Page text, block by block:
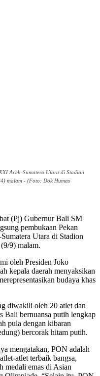
Aceh-Sumatera Utara di Stadion
malam - (Foto: Dok Humas
(Pj) Gubernur Bali SM
pembukaan Pekan
Utara di Stadion
9) malam.
oleh Presiden Joko
kepala daerah menyaksikan
budaya khas
diwakili oleh 20 atlet dan
Bali bernuansa putih lengkap
pula dengan kibaran
bercorak hitam putih.
mengatakan, PON adalah
atlet terbaik bangsa,
medali emas di Asian